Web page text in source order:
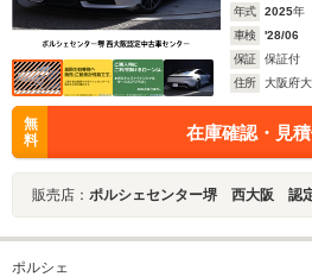
年式 2025年
車検
'28/06
保証
保証付
住所
大阪府
無
料
在庫確認・見
販売店： ポルシェセンター堺 西大阪 認
ポルシェ